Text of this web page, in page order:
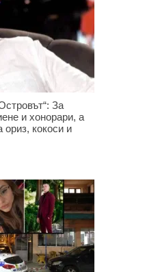
За
и хонорари, а
ориз, кокоси и